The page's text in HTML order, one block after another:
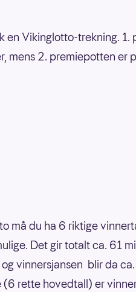
en Vikinglotto-trekning. 1.
mens 2. premiepotten er
må du ha 6 riktige
Det gir totalt ca. 61
vinnersjansen blir da
rette hovedtall) er